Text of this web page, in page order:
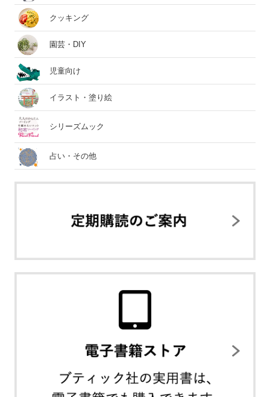
クッキング
園芸・DIY
児童向け
イラスト・塗り絵
シリーズムック
占い・その他